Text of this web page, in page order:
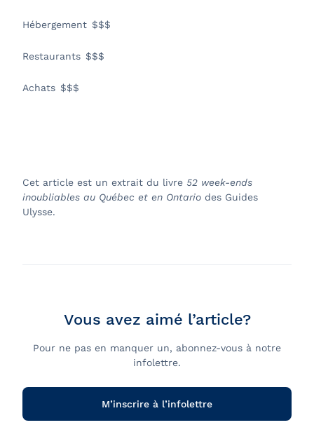
Hébergement $$$
Restaurants $$$
Achats $$$
Cet article est un extrait du livre 52 week-ends
inoubliables au Québec et en Ontario des Guides
Ulysse.
Vous avez aimé l’article?
Pour ne pas en manquer un, abonnez-vous à notre
infolettre.
M’inscrire à l’infolettre